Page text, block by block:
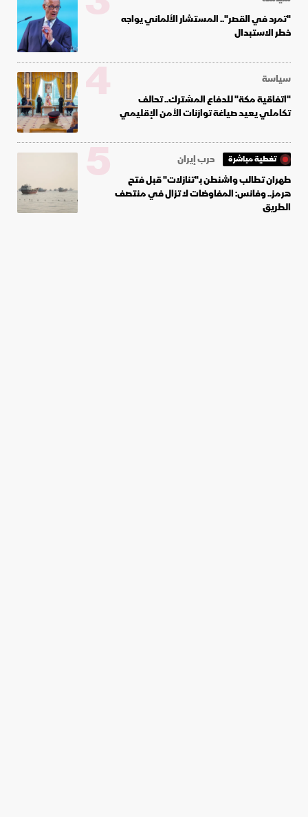
"تمرد في القصر".. المستشار الألماني يواجه
خطر الاستبدال
سياسة
"اتفاقية مكة" للدفاع المشترك.. تحالف
تكاملي يعيد صياغة توازنات الأمن الإقليمي 4
تغطية مباشرة
حرب إيران
طهران تطالب واشنطن بـ"تنازلات" قبل فتح
هرمز.. وفانس: المفاوضات لا تزال في منتصف
الطريق
5